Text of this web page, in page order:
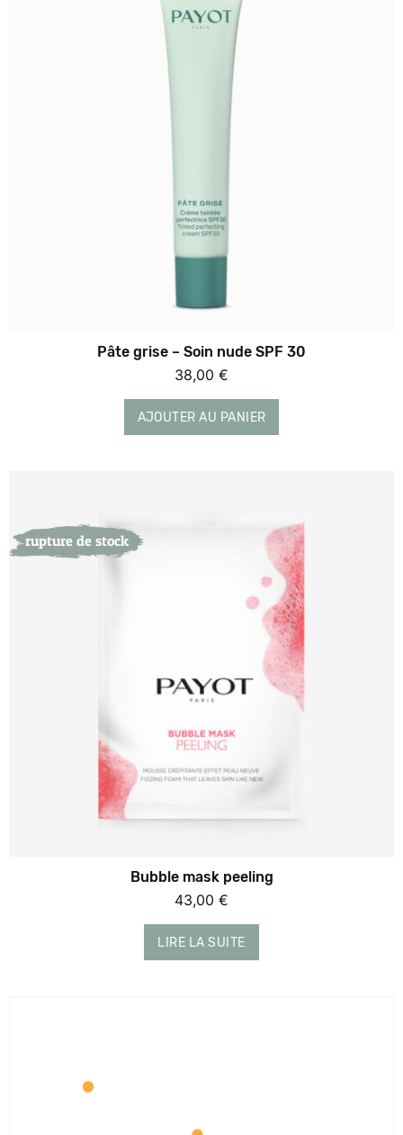
Pâte grise – Soin nude SPF 30
38,00 €
AJOUTER AU PANIER
rupture de stock
Bubble mask peeling
43,00 €
LIRE LA SUITE